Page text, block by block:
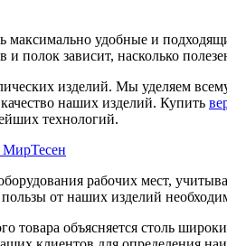
максимально удобные и
полок зависит, насколько
изделий. Мы уделяем
наших изделий. Купить
технологий.
рабочих мест,
от наших изделий
товара объясняется столь